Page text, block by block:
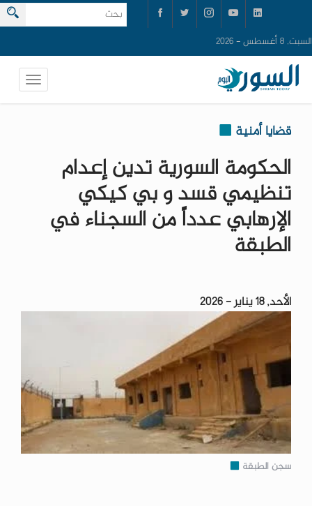
السبت, 8 أغسطس - 2026
قضايا أمنية
الحكومة السورية تدين إعدام
تنظيمي قسد و بي كيكي
الإرهابي عدداً من السجناء في
الطبقة
الأحد, 18 يناير - 2026
سجن الطبقة